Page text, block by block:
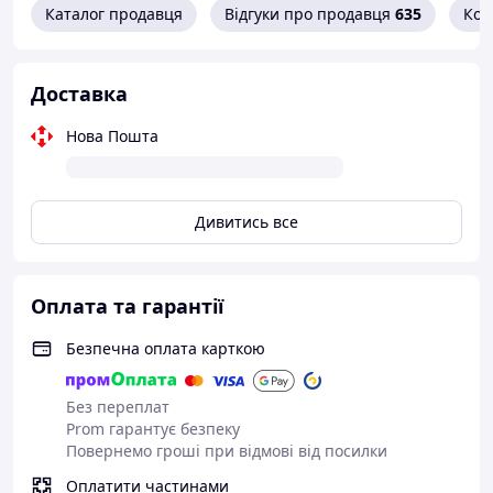
Форма
Размеры
(открывается внутрь)
Материал профиля
Стекло
Закалённое прозрачное
Толщина стекла
6 мм
Система дверей
Установка
Угловая
Каталог продавця Відгуки про продавця 635
Доставка
Нова Пошта
Дивитись все
Оплата та гарантії
Безпечна оплата карткою
Без переплат
Prom гарантує безпеку
Повернемо гроші при відмові від посилки
Оплатити частинами